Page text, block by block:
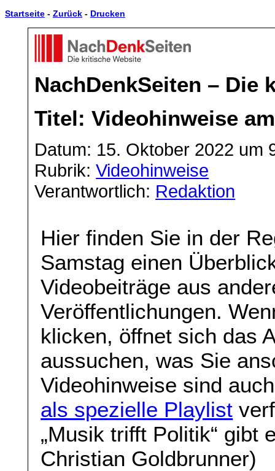
Startseite - Zurück - Drucken
NachDenkSeiten – Die
Titel: Videohinweise
Datum: 15. Oktober 2022 um
Rubrik:Videohinweise
Verantwortlich: Redaktion
Hier finden Sie in der
Samstag einen
Videobeiträge aus
Veröffentlichungen.
klicken, öffnet sich das
aussuchen, was Sie
Videohinweise sind
als spezielle Playlist
„Musik trifft Politik“ gibt
Christian Goldbrunner)